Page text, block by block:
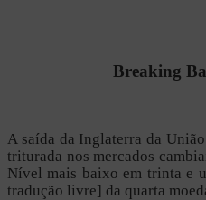
Breaking
A saída da Inglaterra da
triturada nos mercados
Nível mais baixo em trinta e
tradução livre] da quarta